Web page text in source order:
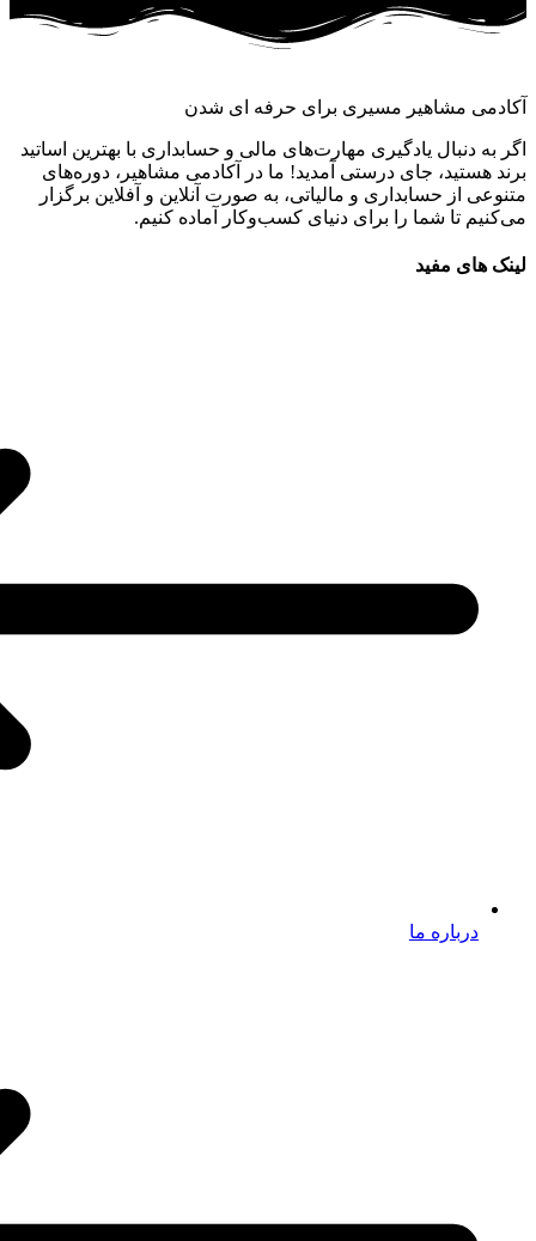
آکادمی مشاهیر مسیری برای حرفه ای شدن
اگر به دنبال یادگیری مهارت‌های مالی و حسابداری با بهترین اساتید
برند هستید، جای درستی آمدید! ما در آکادمی مشاهیر، دوره‌های
متنوعی از حسابداری و مالیاتی، به صورت آنلاین و آفلاین برگزار
می‌کنیم تا شما را برای دنیای کسب‌وکار آماده کنیم.
لینک های مفید
درباره ما